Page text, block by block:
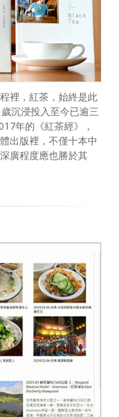
裡，紅茶，始終是此
沉浸投入至今已逾三
年的《紅茶經》，
出版裡，不僅十本中
廣程度應也勝於其